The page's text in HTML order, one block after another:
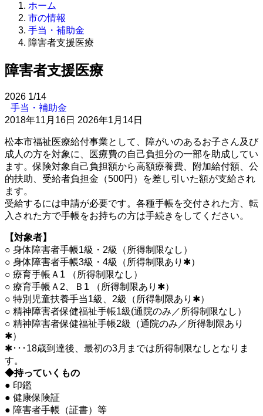
ホーム
市の情報
手当・補助金
障害者支援医療
障害者支援医療
2026 1/14
手当・補助金
2018年11月16日 2026年1月14日
松本市福祉医療給付事業として、障がいのあるお子さん及び
成人の方を対象に、医療費の自己負担分の一部を助成してい
ます。保険対象自己負担額から高額療養費、附加給付額、公
的扶助、受給者負担金（500円）を差し引いた額が支給され
ます。
受給するには申請が必要です。各種手帳を交付された方、転
入された方で手帳をお持ちの方は手続きをしてください。
【対象者】
○ 身体障害者手帳1級・2級（所得制限なし）
○ 身体障害者手帳3級・4級（所得制限あり✱）
○ 療育手帳Ａ1 （所得制限なし）
○ 療育手帳Ａ2、Ｂ1 （所得制限あり✱）
○ 特別児童扶養手当1級、2級（所得制限あり✱）
○ 精神障害者保健福祉手帳1級(通院のみ／所得制限なし）
○ 精神障害者保健福祉手帳2級（通院のみ／所得制限あり
✱）
✱･･･18歳到達後、最初の3月までは所得制限なしとなりま
す。
◆持っていくもの
● 印鑑
● 健康保険証
● 障害者手帳（証書）等